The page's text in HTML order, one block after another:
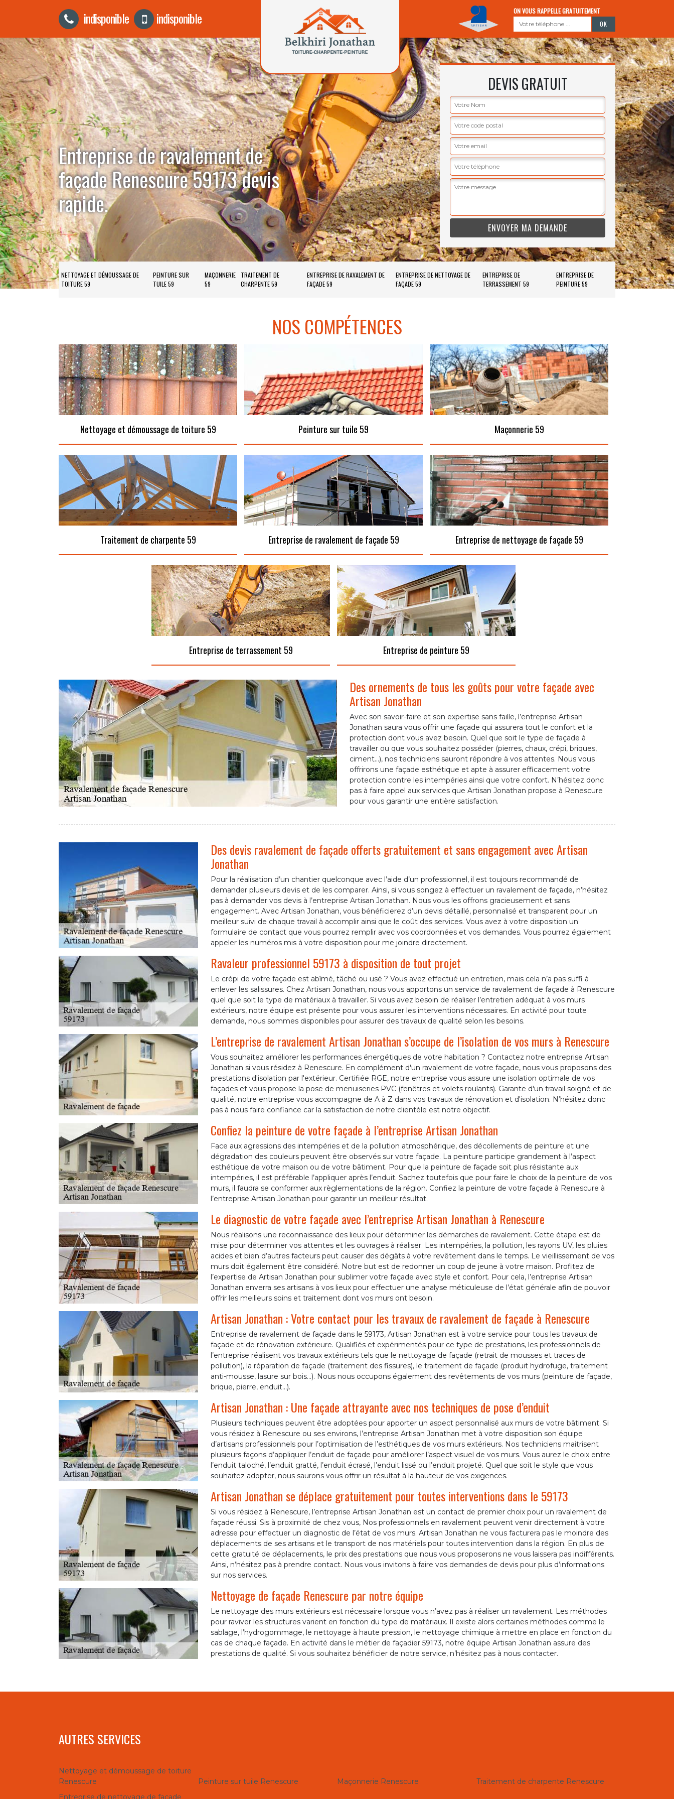
indisponible indisponible ON VOUS RAPPELLE GRATUITEMENT
Entreprise de ravalement de
façade Renescure 59173 devis
rapide.
DEVIS GRATUIT
NETTOYAGE ET DÉMOUSSAGE DE
TOITURE 59
PEINTURE SUR
TUILE 59
MAÇONNERIE
59
TRAITEMENT DE
CHARPENTE 59
ENTREPRISE DE RAVALEMENT DE
FAÇADE 59
ENTREPRISE DE NETTOYAGE DE
FAÇADE 59
ENTREPRISE DE
TERRASSEMENT 59
ENTREPRISE DE
PEINTURE 59
NOS COMPÉTENCES
Nettoyage et démoussage de toiture 59 Peinture sur tuile 59 Maçonnerie 59
Traitement de charpente 59 Entreprise de ravalement de façade 59 Entreprise de nettoyage de façade 59
Entreprise de terrassement 59 Entreprise de peinture 59
Des ornements de tous les goûts pour votre façade avec
Artisan Jonathan
Avec son savoir-faire et son expertise sans faille, l’entreprise Artisan
Jonathan saura vous offrir une façade qui assurera tout le confort et la
protection dont vous avez besoin. Quel que soit le type de façade à
travailler ou que vous souhaitez posséder (pierres, chaux, crépi, briques,
ciment…), nos techniciens sauront répondre à vos attentes. Nous vous
offrirons une façade esthétique et apte à assurer efficacement votre
protection contre les intempéries ainsi que votre confort. N’hésitez donc
pas à faire appel aux services que Artisan Jonathan propose à Renescure
pour vous garantir une entière satisfaction.
Des devis ravalement de façade offerts gratuitement et sans engagement avec Artisan
Jonathan
Pour la réalisation d’un chantier quelconque avec l’aide d’un professionnel, il est toujours recommandé de
demander plusieurs devis et de les comparer. Ainsi, si vous songez à effectuer un ravalement de façade, n’hésitez
pas à demander vos devis à l’entreprise Artisan Jonathan. Nous vous les offrons gracieusement et sans
engagement. Avec Artisan Jonathan, vous bénéficierez d’un devis détaillé, personnalisé et transparent pour un
meilleur suivi de chaque travail à accomplir ainsi que le coût des services. Vous avez à votre disposition un
formulaire de contact que vous pourrez remplir avec vos coordonnées et vos demandes. Vous pourrez également
appeler les numéros mis à votre disposition pour me joindre directement.
Ravaleur professionnel 59173 à disposition de tout projet
Le crépi de votre façade est abîmé, tâché ou usé ? Vous avez effectué un entretien, mais cela n’a pas suffi à
enlever les salissures. Chez Artisan Jonathan, nous vous apportons un service de ravalement de façade à Renescure
quel que soit le type de matériaux à travailler. Si vous avez besoin de réaliser l’entretien adéquat à vos murs
extérieurs, notre équipe est présente pour vous assurer les interventions nécessaires. En activité pour toute
demande, nous sommes disponibles pour assurer des travaux de qualité selon les besoins.
L’entreprise de ravalement Artisan Jonathan s’occupe de l’isolation de vos murs à Renescure
Vous souhaitez améliorer les performances énergétiques de votre habitation ? Contactez notre entreprise Artisan
Jonathan si vous résidez à Renescure. En complément d'un ravalement de votre façade, nous vous proposons des
prestations d'isolation par l'extérieur. Certifiée RGE, notre entreprise vous assure une isolation optimale de vos
façades et vous propose la pose de menuiseries PVC (fenêtres et volets roulants). Garante d'un travail soigné et de
qualité, notre entreprise vous accompagne de A à Z dans vos travaux de rénovation et d'isolation. N’hésitez donc
pas à nous faire confiance car la satisfaction de notre clientèle est notre objectif.
Confiez la peinture de votre façade à l’entreprise Artisan Jonathan
Face aux agressions des intempéries et de la pollution atmosphérique, des décollements de peinture et une
dégradation des couleurs peuvent être observés sur votre façade. La peinture participe grandement à l’aspect
esthétique de votre maison ou de votre bâtiment. Pour que la peinture de façade soit plus résistante aux
intempéries, il est préférable l’appliquer après l’enduit. Sachez toutefois que pour faire le choix de la peinture de vos
murs, il faudra se conformer aux règlementations de la région. Confiez la peinture de votre façade à Renescure à
l’entreprise Artisan Jonathan pour garantir un meilleur résultat.
Le diagnostic de votre façade avec l’entreprise Artisan Jonathan à Renescure
Nous réalisons une reconnaissance des lieux pour déterminer les démarches de ravalement. Cette étape est de
mise pour déterminer vos attentes et les ouvrages à réaliser. Les intempéries, la pollution, les rayons UV, les pluies
acides et bien d’autres facteurs peut causer des dégâts à votre revêtement dans le temps. Le vieillissement de vos
murs doit également être considéré. Notre but est de redonner un coup de jeune à votre maison. Profitez de
l’expertise de Artisan Jonathan pour sublimer votre façade avec style et confort. Pour cela, l’entreprise Artisan
Jonathan enverra ses artisans à vos lieux pour effectuer une analyse méticuleuse de l’état générale afin de pouvoir
offrir les meilleurs soins et traitement dont vos murs ont besoin.
Artisan Jonathan : Votre contact pour les travaux de ravalement de façade à Renescure
Entreprise de ravalement de façade dans le 59173, Artisan Jonathan est à votre service pour tous les travaux de
façade et de rénovation extérieure. Qualifiés et expérimentés pour ce type de prestations, les professionnels de
l’entreprise réalisent vos travaux extérieurs tels que le nettoyage de façade (retrait de mousses et traces de
pollution), la réparation de façade (traitement des fissures), le traitement de façade (produit hydrofuge, traitement
anti-mousse, lasure sur bois…). Nous nous occupons également des revêtements de vos murs (peinture de façade,
brique, pierre, enduit…).
Artisan Jonathan : Une façade attrayante avec nos techniques de pose d’enduit
Plusieurs techniques peuvent être adoptées pour apporter un aspect personnalisé aux murs de votre bâtiment. Si
vous résidez à Renescure ou ses environs, l’entreprise Artisan Jonathan met à votre disposition son équipe
d’artisans professionnels pour l’optimisation de l’esthétiques de vos murs extérieurs. Nos techniciens maitrisent
plusieurs façons d’appliquer l’enduit de façade pour améliorer l’aspect visuel de vos murs. Vous aurez le choix entre
l’enduit taloché, l’enduit gratté, l’enduit écrasé, l’enduit lissé ou l’enduit projeté. Quel que soit le style que vous
souhaitez adopter, nous saurons vous offrir un résultat à la hauteur de vos exigences.
Artisan Jonathan se déplace gratuitement pour toutes interventions dans le 59173
Si vous résidez à Renescure, l’entreprise Artisan Jonathan est un contact de premier choix pour un ravalement de
façade réussi. Sis à proximité de chez vous, Nos professionnels en ravalement peuvent venir directement à votre
adresse pour effectuer un diagnostic de l’état de vos murs. Artisan Jonathan ne vous facturera pas le moindre des
déplacements de ses artisans et le transport de nos matériels pour toutes intervention dans la région. En plus de
cette gratuité de déplacements, le prix des prestations que nous vous proposerons ne vous laissera pas indifférents.
Ainsi, n’hésitez pas à prendre contact. Nous vous invitons à faire vos demandes de devis pour plus d’informations
sur nos services.
Nettoyage de façade Renescure par notre équipe
Le nettoyage des murs extérieurs est nécessaire lorsque vous n’avez pas à réaliser un ravalement. Les méthodes
pour raviver les structures varient en fonction du type de matériaux. Il existe alors certaines méthodes comme le
sablage, l’hydrogommage, le nettoyage à haute pression, le nettoyage chimique à mettre en place en fonction du
cas de chaque façade. En activité dans le métier de façadier 59173, notre équipe Artisan Jonathan assure des
prestations de qualité. Si vous souhaitez bénéficier de notre service, n’hésitez pas à nous contacter.
AUTRES SERVICES
Nettoyage et démoussage de toiture
Renescure
Peinture sur tuile Renescure Maçonnerie Renescure
Traitement de charpente Renescure
Entreprise de nettoyage de façade